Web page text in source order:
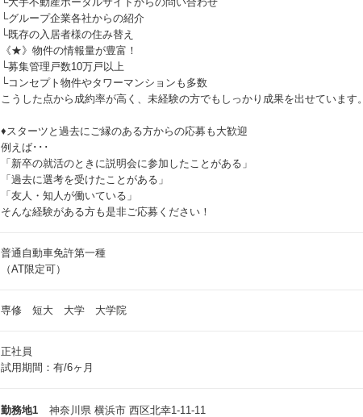
└グループ企業各社からの紹介
└既存の入居者様の住み替え
《★》物件の情報量が豊富！
└募集管理戸数10万戸以上
└コンセプト物件やタワーマンションも多数
こうした点から成約率が高く、未経験の方でもしっかり成果を出せています。
♦スターツと過去にご縁のある方からの応募も大歓迎
例えば･･･
「新卒の就活のときに説明会に参加したことがある」
「過去に選考を受けたことがある」
「友人・知人が働いている」
そんな経験がある方も是非ご応募ください！
普通自動車免許第一種
（AT限定可）
専修 短大 大学 大学院
正社員
試用期間：有/6ヶ月
勤務地1
神奈川県 横浜市 西区北幸1-11-11